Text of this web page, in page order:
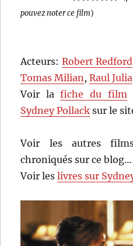
pouvez noter ce film)
Acteurs: Robert Redford
Tomas Milian ,Raul Julia
Voir lafiche du film
Sydney Pollack sur le
Voir les autres
chroniqués sur ce blog…
Voir leslivres sur